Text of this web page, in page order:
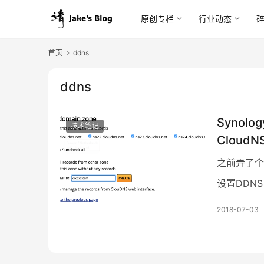
原创专栏 行业动态
首页 ddns
ddns
技术笔记
之前弄了
设置
了下，分
2018-07-03